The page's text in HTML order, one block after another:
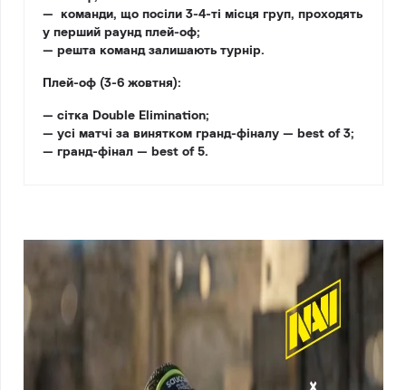
— команди, що посіли 3-4-ті місця груп, проходять
у перший раунд плей-оф;
— решта команд залишають турнір.
Плей-оф (3-6 жовтня):
— сітка Double Elimination;
— усі матчі за винятком гранд-фіналу — best of 3;
— гранд-фінал — best of 5.